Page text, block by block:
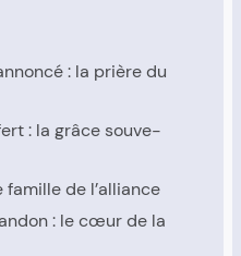
: la prière du
: la grâce sou­ve­
famille de l’al­liance
: le cœur de la